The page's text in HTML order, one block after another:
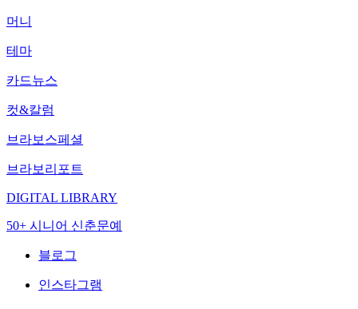
머니
테마
카드뉴스
컷&칼럼
브라보스페셜
브라보리포트
DIGITAL LIBRARY
50+ 시니어 신춘문예
블로그
인스타그램